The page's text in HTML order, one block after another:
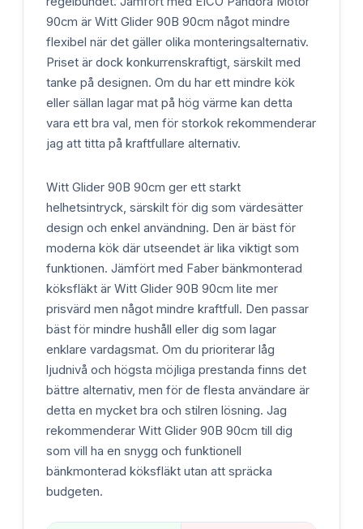
90cm är Witt Glider 90B 90cm något mindre
flexibel när det gäller olika monteringsalternativ.
Priset är dock konkurrenskraftigt, särskilt med
tanke på designen. Om du har ett mindre kök
eller sällan lagar mat på hög värme kan detta
vara ett bra val, men för storkok rekommenderar
jag att titta på kraftfullare alternativ.
Witt Glider 90B 90cm ger ett starkt
helhetsintryck, särskilt för dig som värdesätter
design och enkel användning. Den är bäst för
moderna kök där utseendet är lika viktigt som
funktionen. Jämfört med Faber bänkmonterad
köksfläkt är Witt Glider 90B 90cm lite mer
prisvärd men något mindre kraftfull. Den passar
bäst för mindre hushåll eller dig som lagar
enklare vardagsmat. Om du prioriterar låg
ljudnivå och högsta möjliga prestanda finns det
bättre alternativ, men för de flesta användare är
detta en mycket bra och stilren lösning. Jag
rekommenderar Witt Glider 90B 90cm till dig
som vill ha en snygg och funktionell
bänkmonterad köksfläkt utan att spräcka
budgeten.